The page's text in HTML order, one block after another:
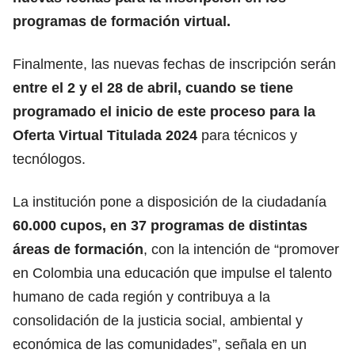
programas de formación virtual.
Finalmente, las nuevas fechas de inscripción serán
entre el 2 y el 28 de abril, cuando se tiene
programado el inicio de este proceso para la
Oferta Virtual Titulada 2024 para técnicos y
tecnólogos.
La institución pone a disposición de la ciudadanía
60.000 cupos, en 37 programas de distintas
áreas de formación, con la intención de “promover
en Colombia una educación que impulse el talento
humano de cada región y contribuya a la
consolidación de la justicia social, ambiental y
económica de las comunidades”, señala en un